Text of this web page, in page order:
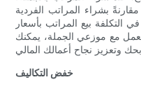
بشراء المراتب الفردية
التكلفة بيع المراتب بأسعار
مع موزعي الجملة، يمكنك
خفض التكاليف